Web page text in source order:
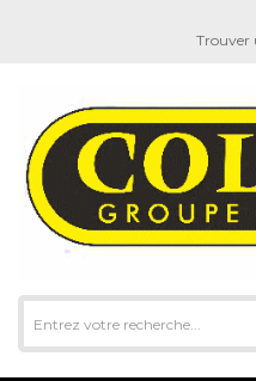
Trouver